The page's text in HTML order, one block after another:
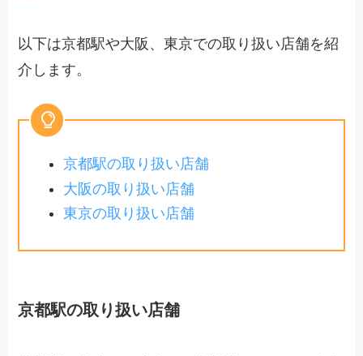
以下は京都駅や大阪、東京での取り扱い店舗を紹
介します。
京都駅の取り扱い店舗
大阪の取り扱い店舗
東京の取り扱い店舗
京都駅の取り扱い店舗